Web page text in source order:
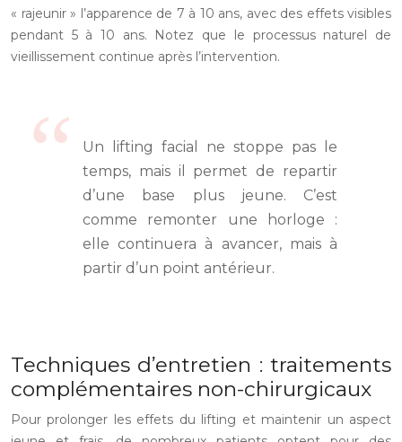
« rajeunir » l’apparence de 7 à 10 ans, avec des effets visibles
pendant 5 à 10 ans. Notez que le processus naturel de
vieillissement continue après l’intervention.
Un lifting facial ne stoppe pas le
temps, mais il permet de repartir
d’une base plus jeune. C’est
comme remonter une horloge :
elle continuera à avancer, mais à
partir d’un point antérieur.
Techniques d’entretien : traitements
complémentaires non-chirurgicaux
Pour prolonger les effets du lifting et maintenir un aspect